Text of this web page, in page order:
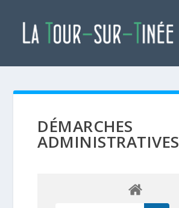
DÉMARCHES
ADMINISTRATIVES